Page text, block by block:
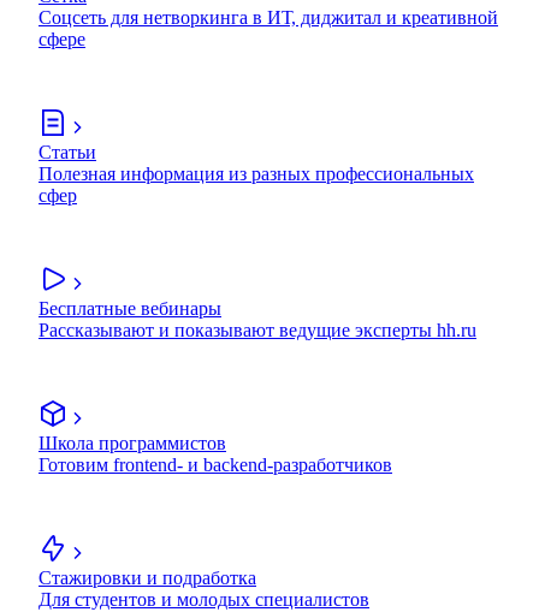
Соцсеть для нетворкинга в ИТ, диджитал и креативной
сфере
Статьи
Полезная информация из разных профессиональных
сфер
Бесплатные вебинары
Рассказывают и показывают ведущие эксперты hh.ru
Школа программистов
Готовим frontend- и backend-разработчиков
Стажировки и подработка
Для студентов и молодых специалистов